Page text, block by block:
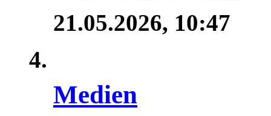
21.05.2026, 10:47
Medien